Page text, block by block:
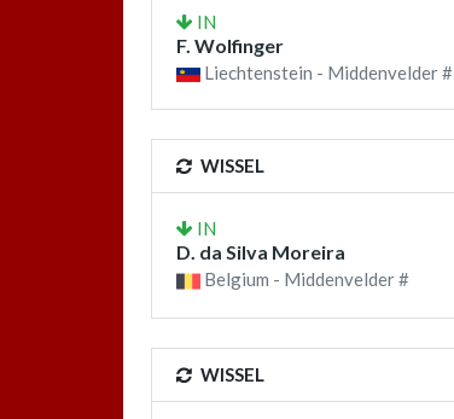
IN
F. Wolfinger
Liechtenstein - Middenvelder #
WISSEL
IN
D. da Silva Moreira
Belgium - Middenvelder #
WISSEL